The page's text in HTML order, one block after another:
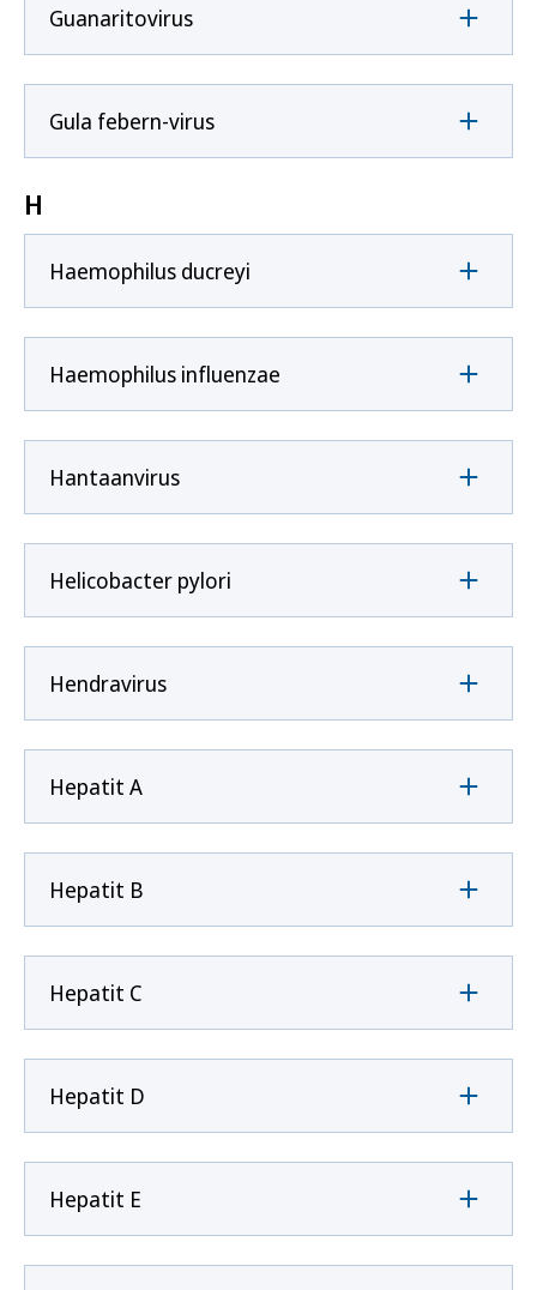
Guanaritovirus
Gula febern-virus
H
Haemophilus ducreyi
Haemophilus influenzae
Hantaanvirus
Helicobacter pylori
Hendravirus
Hepatit A
Hepatit B
Hepatit C
Hepatit D
Hepatit E